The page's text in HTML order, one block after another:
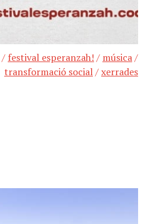
/ festival esperanzah! / música/
transformació social/xerrades